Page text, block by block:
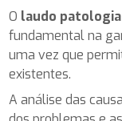
O laudo
fundamental na
uma vez que
existentes.
A análise das